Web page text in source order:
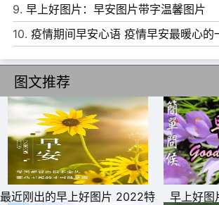
10、每一次错过，都是为了更好的相遇
恨随意。早安!
9. 早上好图片：早安图片带字温馨图片
10. 疫情期间早安心语 疫情早安最暖心的
图文推荐
最近刚出的早上好图片 2022特
早上好图